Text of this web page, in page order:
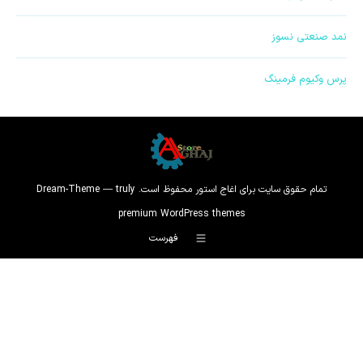
نمد صنعتی نسوز
پرس وکیوم فرمینگ
تمام حقوق سایت برای اغاج استور محفوظ است. Dream-Theme — truly
premium WordPress themes
فهرست